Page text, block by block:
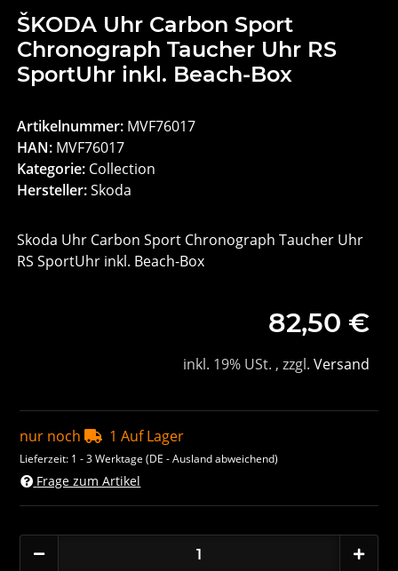
ŠKODA Uhr Carbon Sport
Chronograph Taucher Uhr RS
SportUhr inkl. Beach-Box
Artikelnummer: MVF76017
HAN: MVF76017
Kategorie: Collection
Hersteller:Skoda
Skoda Uhr Carbon Sport Chronograph Taucher Uhr
RS SportUhr inkl. Beach-Box
82,50 €
inkl. 19% USt. , zzgl. Versand
nur noch 1 Auf Lager
Lieferzeit: 1 - 3 Werktage(DE - Ausland abweichend)
Frage zum Artikel